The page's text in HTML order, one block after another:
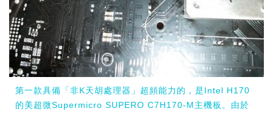
第一款具備「非K天胡處理器」超頻能力的，是Intel H170
的美超微Supermicro SUPERO C7H170-M主機板。由於